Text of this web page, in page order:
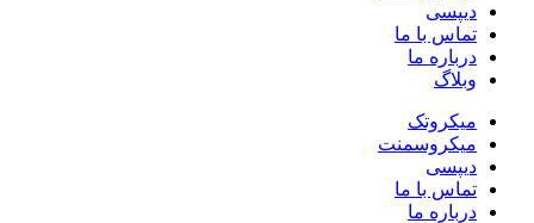
دیپسی
تماس با ما
درباره ما
وبلاگ
میکروتک
میکروسمنت
دیپسی
تماس با ما
درباره ما